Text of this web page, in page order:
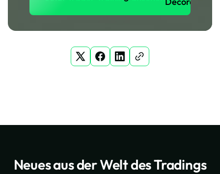
Neues aus der Welt des Tradings